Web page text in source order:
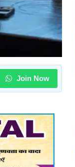
Join Now